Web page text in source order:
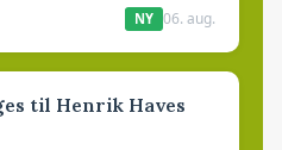
NY 06. aug.
til Henrik Haves